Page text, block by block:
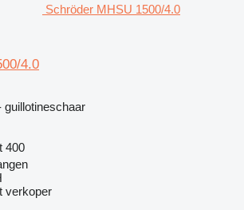
Schröder MHSU 1500/4.0
4.0
guillotineschaar
400
verkoper